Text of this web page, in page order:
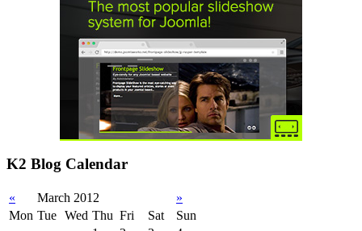
K2 Blog Calendar
« March 2012
»
Mon Tue Wed Thu Fri Sat
Sun